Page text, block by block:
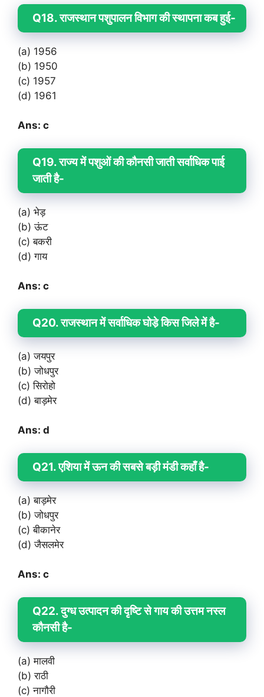
Q18. राजस्थान पशुपालन विभाग की स्थापना कब हुई-
(a) 1956
(b) 1950
(c) 1957
(d) 1961
Ans: c
Q19. राज्य में पशुओं की कौनसी जाती सर्वाधिक पाई
जाती है-
(a) भेड़
(b) ऊंट
(c) बकरी
(d) गाय
Ans: c
Q20. राजस्थान में सर्वाधिक घोडे़ किस जिले में है-
(a) जयपुर
(b) जोधपुर
(c) सिरोहो
(d) बाड़मेर
Ans: d
Q21. एशिया में ऊन की सबसे बड़ी मंडी कहाँ है-
(a) बाड़मेर
(b) जोधपुर
(c) बीकानेर
(d) जैसलमेर
Ans: c
Q22. दुग्ध उत्पादन की दृष्टि से गाय की उत्तम नस्ल
कौनसी है-
(a) मालवी
(b) राठी
(c) नागौरी